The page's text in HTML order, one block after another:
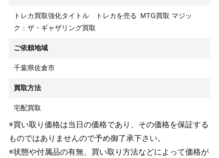
トレカ買取強化タイトル トレカを売る MTG買取 マジッ
ク：ザ・ギャザリング買取
ご依頼地域
千葉県佐倉市
買取方法
宅配買取
※買い取り価格は当日の価格であり、その価格を保証する
ものではありませんので予め御了承下さい。
※状態や付属品の有無、買い取り方法などによって価格が